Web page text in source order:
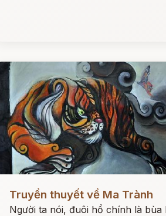
Đọc ngay
Truyền thuyết về Ma Trành
Người ta nói, đuôi hổ chính là bùa